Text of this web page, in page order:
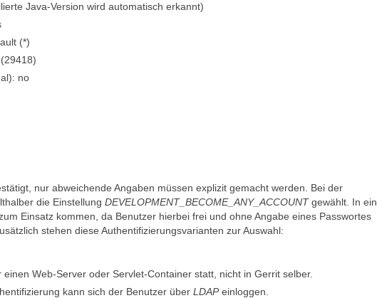
Java-Version wird automatisch erkannt)
(*)
no
nur abweichende Angaben müssen explizit gemacht werden. Bei der
die Einstellung DEVELOPMENT_BECOME_ANY_ACCOUNTgewählt. In
Einsatz kommen, da Benutzer hierbei frei und ohne Angabe eines Passwortes
stehen diese Authentifizierungsvarianten zur Auswahl:
Web-Server oder Servlet-Container statt, nicht in Gerrit selber.
kann sich der Benutzer über LDAPeinloggen.